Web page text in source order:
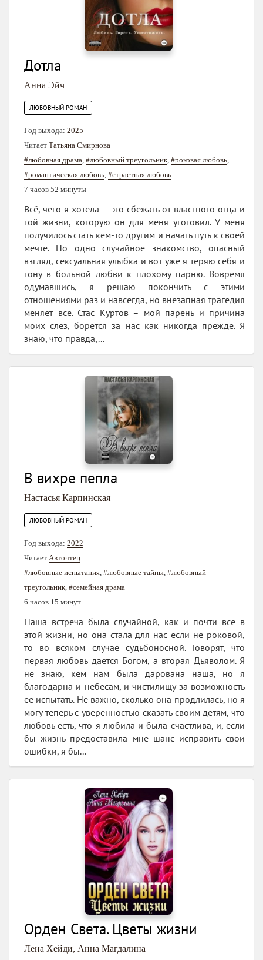
Дотла
Анна Эйч
ЛЮБОВНЫЙ РОМАН
Год выхода: 2025
Читает Татьяна Смирнова
#любовная драма, #любовный треугольник, #роковая любовь,
#романтическая любовь, #страстная любовь
7 часов 52 минуты
Всё, чего я хотела – это сбежать от властного отца и
той жизни, которую он для меня уготовил. У меня
получилось стать кем-то другим и начать путь к своей
мечте. Но одно случайное знакомство, опасный
взгляд, сексуальная улыбка и вот уже я теряю себя и
тону в больной любви к плохому парню. Вовремя
одумавшись, я решаю покончить с этими
отношениями раз и навсегда, но внезапная трагедия
меняет всё. Стас Куртов – мой парень и причина
моих слёз, борется за нас как никогда прежде. Я
знаю, что правда,...
В вихре пепла
Настасья Карпинская
ЛЮБОВНЫЙ РОМАН
Год выхода: 2022
Читает Авточтец
#любовные испытания, #любовные тайны, #любовный
треугольник, #семейная драма
6 часов 15 минут
Наша встреча была случайной, как и почти все в
этой жизни, но она стала для нас если не роковой,
то во всяком случае судьбоносной. Говорят, что
первая любовь дается Богом, а вторая Дьяволом. Я
не знаю, кем нам была дарована наша, но я
благодарна и небесам, и чистилищу за возможность
ее испытать. Не важно, сколько она продлилась, но я
могу теперь с уверенностью сказать своим детям, что
любовь есть, что я любила и была счастлива, и, если
бы жизнь предоставила мне шанс исправить свои
ошибки, я бы...
Орден Света. Цветы жизни
Лена Хейди, Анна Магдалина